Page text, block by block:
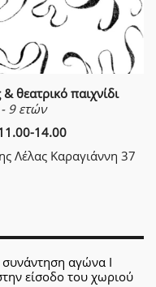
θεατρικό παιχνίδι
9 ετών
14.00
Λέλας Καραγιάννη 37
αγώνα Ι
είσοδο του χωριού